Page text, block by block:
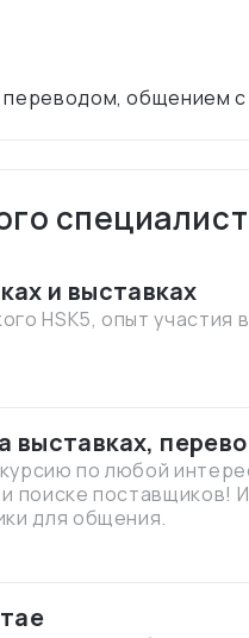
и выставках
HSK5, опыт участия
выставках,
по любой
поиске
для общения.